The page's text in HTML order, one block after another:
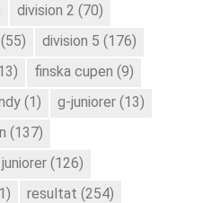
division 2 (70)
(55) division 5 (176)
finska cupen (9)
(1) g-juniorer (13)
(137)
juniorer (126)
resultat (254)